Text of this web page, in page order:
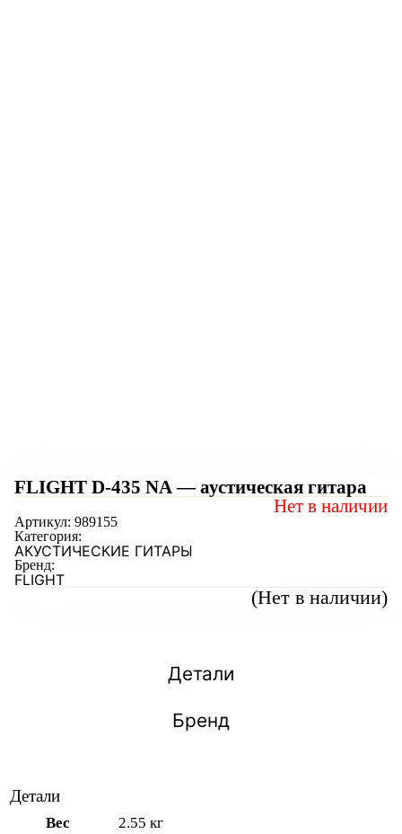
FLIGHT D-435 NA — аустическая гитара
(Нет в наличии)
Нет в наличии
Артикул: 989155
Категория:
АКУСТИЧЕСКИЕ ГИТАРЫ
Бренд:
FLIGHT
Детали
Бренд
Детали
Вес 2.55 кг